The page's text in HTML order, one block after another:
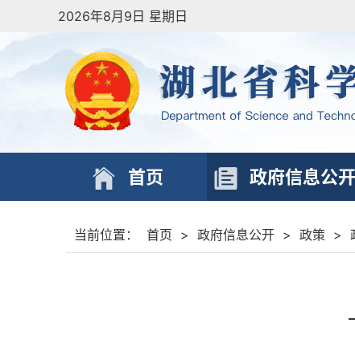
2026年8月9日 星期日
首页 政府信息公开
当前位置： 首页 > 政府信息公开 > 政策 >